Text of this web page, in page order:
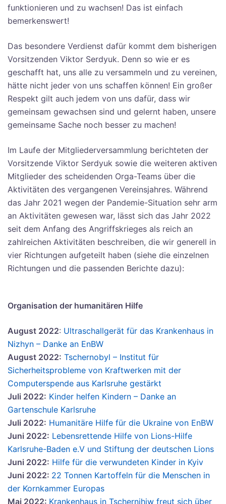
funktionieren und zu wachsen! Das ist einfach
bemerkenswert!
Das besondere Verdienst dafür kommt dem bisherigen
Vorsitzenden Viktor Serdyuk. Denn so wie er es
geschafft hat, uns alle zu versammeln und zu vereinen,
hätte nicht jeder von uns schaffen können! Ein großer
Respekt gilt auch jedem von uns dafür, dass wir
gemeinsam gewachsen sind und gelernt haben, unsere
gemeinsame Sache noch besser zu machen!
Im Laufe der Mitgliederversammlung berichteten der
Vorsitzende Viktor Serdyuk sowie die weiteren aktiven
Mitglieder des scheidenden Orga-Teams über die
Aktivitäten des vergangenen Vereinsjahres. Während
das Jahr 2021 wegen der Pandemie-Situation sehr arm
an Aktivitäten gewesen war, lässt sich das Jahr 2022
seit dem Anfang des Angriffskrieges als reich an
zahlreichen Aktivitäten beschreiben, die wir generell in
vier Richtungen aufgeteilt haben (siehe die einzelnen
Richtungen und die passenden Berichte dazu):
Organisation der humanitären Hilfe
August 2022: Ultraschallgerät für das Krankenhaus in
Nizhyn – Danke an EnBW
August 2022: Tschernobyl – Institut für
Sicherheitsprobleme von Kraftwerken mit der
Computerspende aus Karlsruhe gestärkt
Juli 2022: Kinder helfen Kindern – Danke an
Gartenschule Karlsruhe
Juli 2022: Humanitäre Hilfe für die Ukraine von EnBW
Juni 2022: Lebensrettende Hilfe von Lions-Hilfe
Karlsruhe-Baden e.V und Stiftung der deutschen Lions
Juni 2022: Hilfe für die verwundeten Kinder in Kyiv
Juni 2022: 22 Tonnen Kartoffeln für die Menschen in
der Kornkammer Europas
Mai 2022: Krankenhaus in Tschernihiw freut sich über